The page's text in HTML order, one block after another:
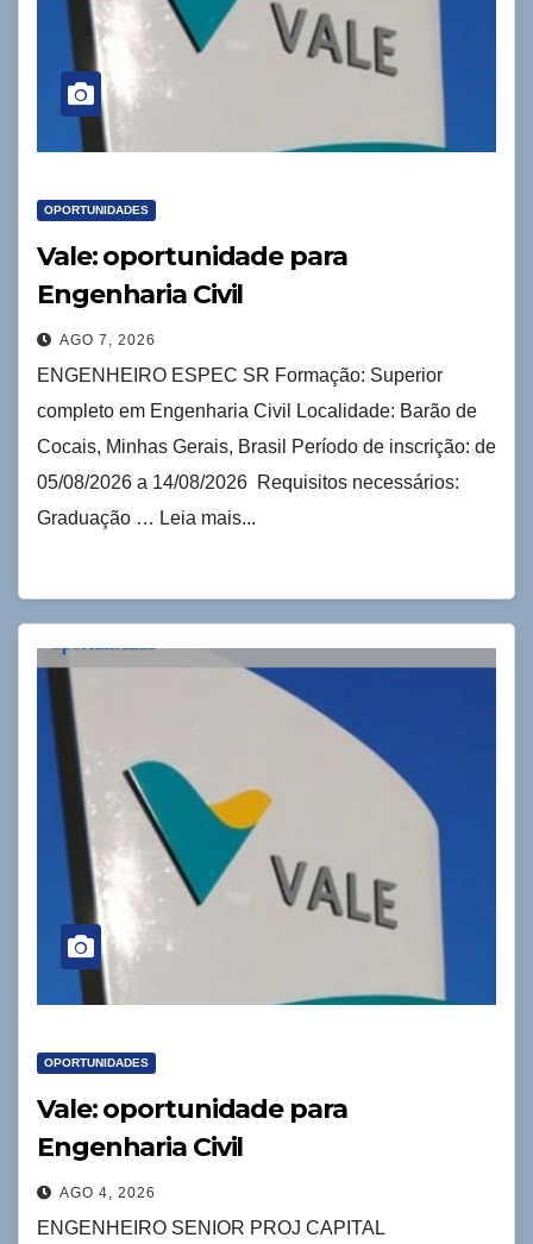
OPORTUNIDADES
Vale: oportunidade para
Engenharia Civil
AGO 7, 2026
ENGENHEIRO ESPEC SR Formação: Superior
completo em Engenharia Civil Localidade: Barão de
Cocais, Minhas Gerais, Brasil Período de inscrição: de
05/08/2026 a 14/08/2026 Requisitos necessários:
Graduação … Leia mais...
OPORTUNIDADES
Vale: oportunidade para
Engenharia Civil
AGO 4, 2026
ENGENHEIRO SENIOR PROJ CAPITAL